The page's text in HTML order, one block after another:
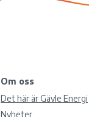
Om oss
Det här är Gävle Energi
Nyheter